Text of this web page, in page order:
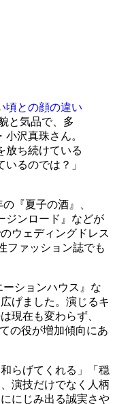
頃との顔の違い
と気品で、多
沢真珠さん。
放ち続けている
るのでは？」
『夏子の酒』、
ジンロード』などが
ウェディングドレス
ファッション誌でも
ションハウス』な
げました。演じるキ
現在も変わらず、
の役が増加傾向にあ
らげてくれる」「穏
演技だけでなく人柄
にじみ出る誠実さや